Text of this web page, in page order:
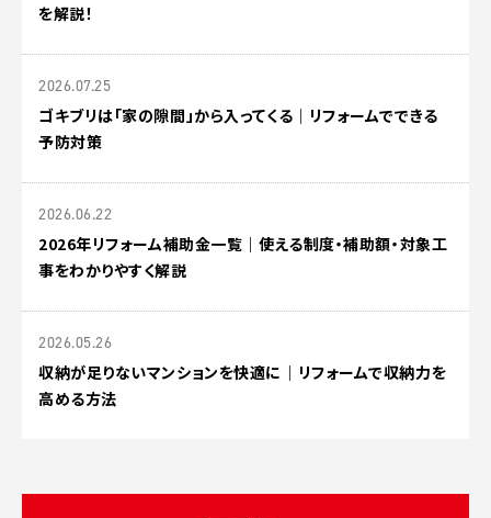
を解説！
2026.07.25
ゴキブリは「家の隙間」から入ってくる｜リフォームでできる
予防対策
2026.06.22
2026年リフォーム補助金一覧｜使える制度・補助額・対象工
事をわかりやすく解説
2026.05.26
収納が足りないマンションを快適に｜リフォームで収納力を
高める方法